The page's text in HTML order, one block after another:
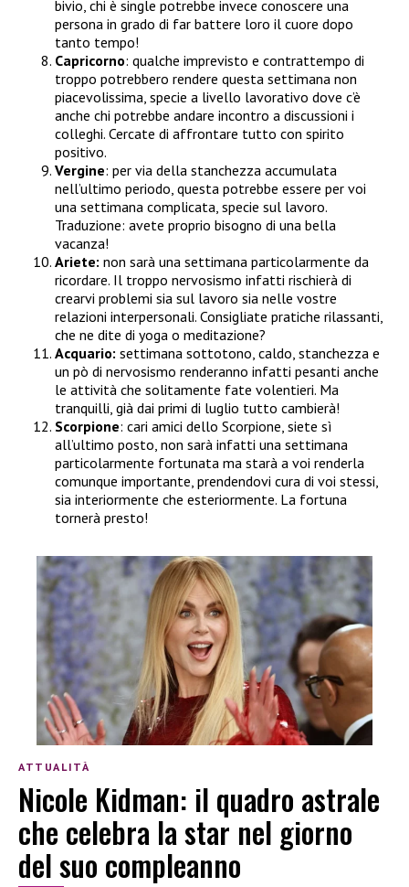
bivio, chi è single potrebbe invece conoscere una
persona in grado di far battere loro il cuore dopo
tanto tempo!
Capricorno: qualche imprevisto e contrattempo di
troppo potrebbero rendere questa settimana non
piacevolissima, specie a livello lavorativo dove c’è
anche chi potrebbe andare incontro a discussioni i
colleghi. Cercate di affrontare tutto con spirito
positivo.
Vergine: per via della stanchezza accumulata
nell’ultimo periodo, questa potrebbe essere per voi
una settimana complicata, specie sul lavoro.
Traduzione: avete proprio bisogno di una bella
vacanza!
Ariete: non sarà una settimana particolarmente da
ricordare. Il troppo nervosismo infatti rischierà di
crearvi problemi sia sul lavoro sia nelle vostre
relazioni interpersonali. Consigliate pratiche rilassanti,
che ne dite di yoga o meditazione?
Acquario: settimana sottotono, caldo, stanchezza e
un pò di nervosismo renderanno infatti pesanti anche
le attività che solitamente fate volentieri. Ma
tranquilli, già dai primi di luglio tutto cambierà!
Scorpione: cari amici dello Scorpione, siete sì
all’ultimo posto, non sarà infatti una settimana
particolarmente fortunata ma starà a voi renderla
comunque importante, prendendovi cura di voi stessi,
sia interiormente che esteriormente. La fortuna
tornerà presto!
ATTUALITÀ
Nicole Kidman: il quadro astrale
che celebra la star nel giorno
del suo compleanno